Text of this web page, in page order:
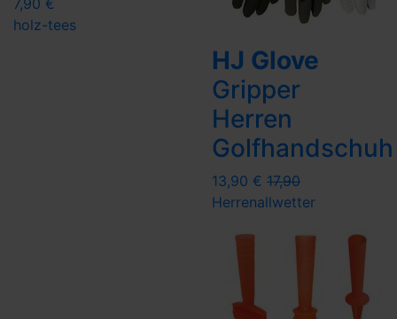
7,90 €
holz-tees
HJ Glove
Gripper
Herren
Golfhandschuh
13,90 € 17,90
Herrenallwetter